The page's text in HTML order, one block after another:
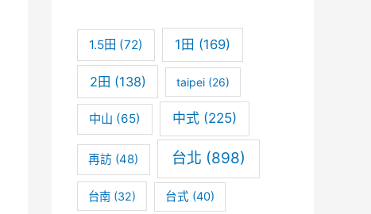
1.5田 (72) 1田 (169)
2田 (138) taipei(26)
中山 (65) 中式(225)
再訪 (48) 台北 (898)
台南(32) 台式 (40)